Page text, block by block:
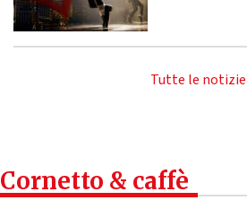
Tutte le notizie
Cornetto & caffè